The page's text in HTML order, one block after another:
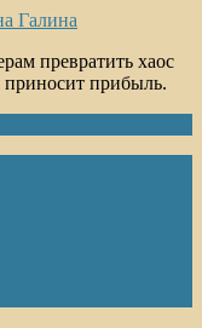
Галина
превратить хаос
приносит прибыль.